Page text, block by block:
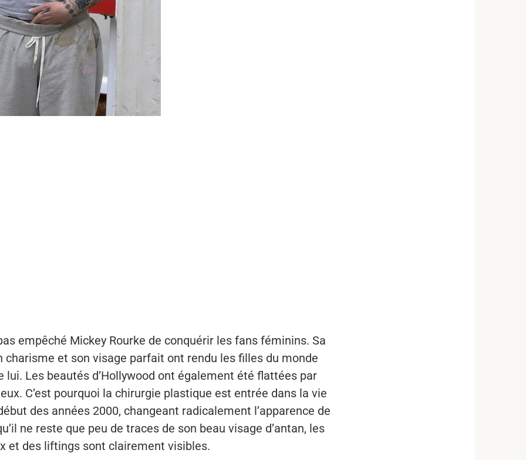
empêché Mickey Rourke de conquérir les fans féminins. Sa
charisme et son visage parfait ont rendu les filles du monde
lui. Les beautés d’Hollywood ont également été flattées par
C’est pourquoi la chirurgie plastique est entrée dans la vie
des années 2000, changeant radicalement l’apparence de
ne reste que peu de traces de son beau visage d’antan, les
et des liftings sont clairement visibles.